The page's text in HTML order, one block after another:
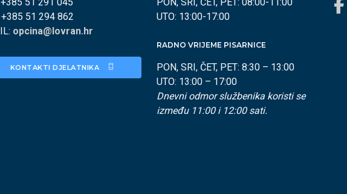
+385 51 294 862
opcina@lovran.hr
KONTAKTI DJELATNIKA
UTO: 13:00-17:00
RADNO VRIJEME PISARNICE
PON, SRI, ČET, PET: 8:30 – 13:00
UTO: 13:00 – 17:00
Dnevni odmor službenika koristi se
između 11:00 i 12:00 sati.